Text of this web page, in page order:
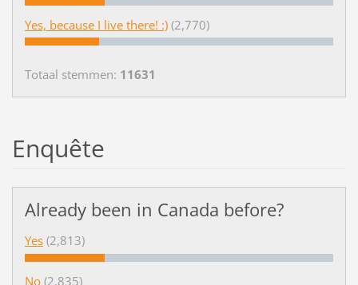
Yes, because I live there! :) (2,770)
Totaal stemmen: 11631
Enquête
Already been in Canada before?
Yes (2,813)
No (2,835)